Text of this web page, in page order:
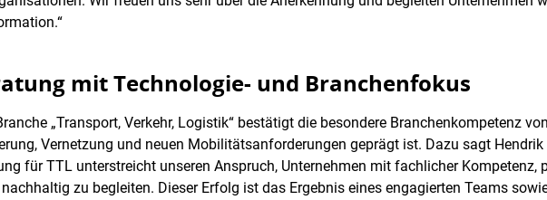
mit Technologie- und Branchenfokus
„Transport, Verkehr, Logistik“ bestätigt die besondere Branchenkompetenz
Vernetzung und neuen Mobilitätsanforderungen geprägt ist. Dazu sagt Hendrik
für TTL unterstreicht unseren Anspruch, Unternehmen mit fachlicher Kompetenz,
zu begleiten. Dieser Erfolg ist das Ergebnis eines engagierten Teams